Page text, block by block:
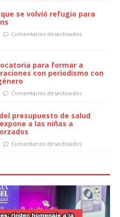
se volvió refugio para
Comentarios desactivados
para formar a
con periodismo con
Comentarios desactivados
presupuesto de salud
a las niñas a
Comentarios desactivados